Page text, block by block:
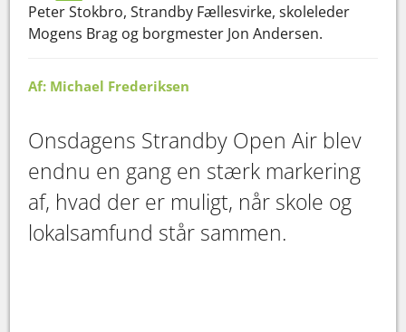
Peter Stokbro, Strandby Fællesvirke, skoleleder
Mogens Brag og borgmester Jon Andersen.
Af: Michael Frederiksen
Onsdagens Strandby Open Air blev
endnu en gang en stærk markering
af, hvad der er muligt, når skole og
lokalsamfund står sammen.